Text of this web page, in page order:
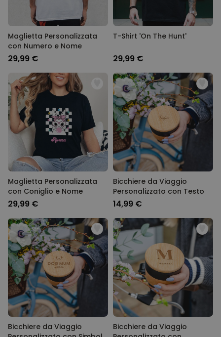
Maglietta Personalizzata
con Numero e Nome
29,99 €
T-Shirt 'On The Hunt'
29,99 €
Maglietta Personalizzata
con Coniglio e Nome
29,99 €
Bicchiere da Viaggio
Personalizzato con Testo
14,99 €
Bicchiere da Viaggio
Bicchiere da Viaggio